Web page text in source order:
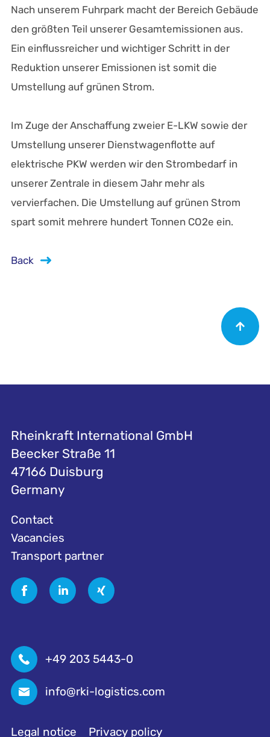
Nach unserem Fuhrpark macht der Bereich Gebäude
den größten Teil unserer Gesamtemissionen aus.
Ein einflussreicher und wichtiger Schritt in der
Reduktion unserer Emissionen ist somit die
Umstellung auf grünen Strom.
Im Zuge der Anschaffung zweier E-LKW sowie der
Umstellung unserer Dienstwagenflotte auf
elektrische PKW werden wir den Strombedarf in
unserer Zentrale in diesem Jahr mehr als
vervierfachen. Die Umstellung auf grünen Strom
spart somit mehrere hundert Tonnen CO2e ein.
Back
Rheinkraft International GmbH
Beecker Straße 11
47166 Duisburg
Germany
Contact
Vacancies
Transport partner
+49 203 5443-0
info@rki-logistics.com
Legal notice Privacy policy